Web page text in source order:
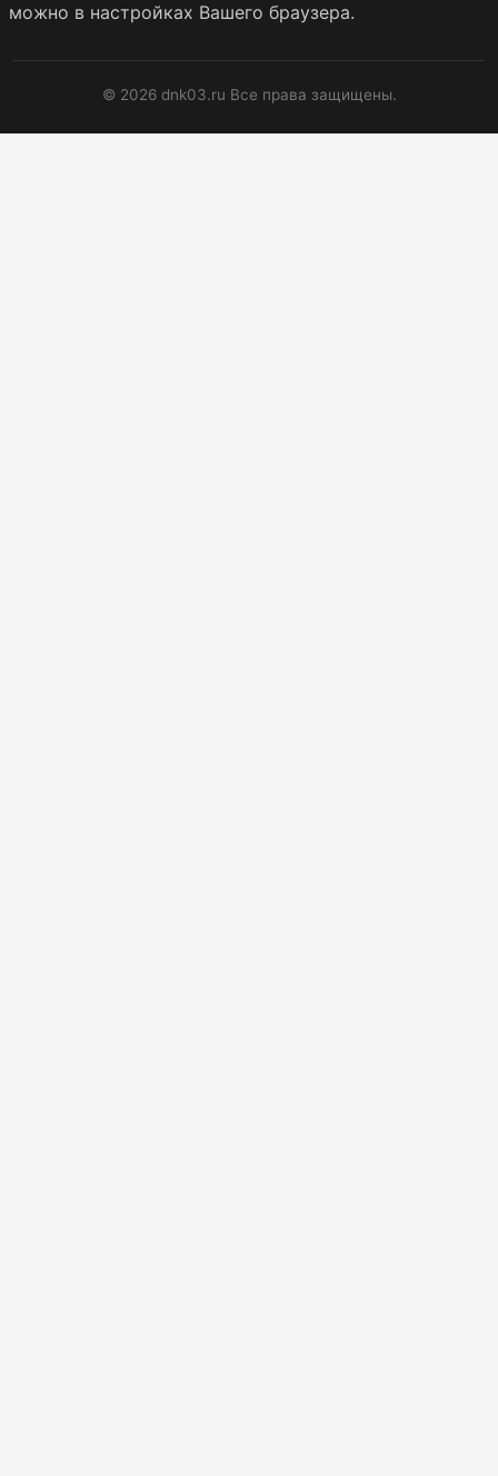
можно в настройках Вашего браузера.
© 2026 dnk03.ru Все права защищены.